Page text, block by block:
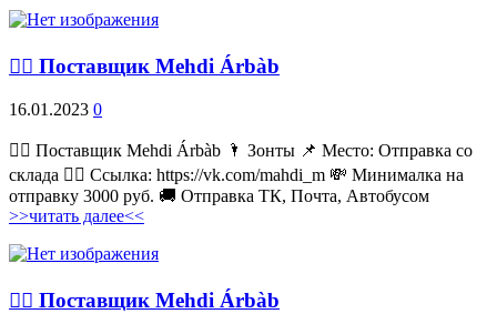
💁‍♂ Поставщик Mehdi Árbàb
16.01.2023 0
💁‍♂ Поставщик Mehdi Árbàb 🌂 Зонты 📌 Место: Отправка со
склада 👉🏻 Ссылка: https://vk.com/mahdi_m 💸 Минималка на
отправку 3000 руб. 🚚 Отправка ТК, Почта, Автобусом
>>читать далее<<
💁‍♂ Поставщик Mehdi Árbàb